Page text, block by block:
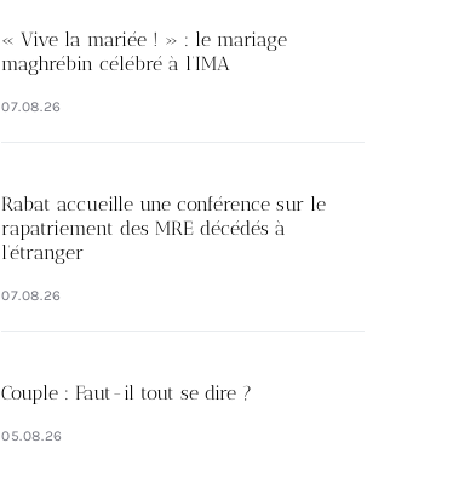
« Vive la mariée ! » : le mariage
maghrébin célébré à l’IMA
07.08.26
Rabat accueille une conférence sur le
rapatriement des MRE décédés à
l’étranger
07.08.26
Couple : Faut-il tout se dire ?
05.08.26